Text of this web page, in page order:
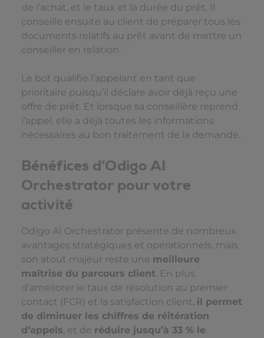
de l’achat, et le taux et la durée du prêt. Il
conseille ensuite au client de préparer tous les
documents relatifs au prêt avant de mettre un
conseiller en relation.
Le bot qualifie l’appelant en tant que
prioritaire puisqu’il déclare avoir déjà reçu une
offre de prêt. Et lorsque sa conseillère reprend
l’appel, elle a déjà toutes les informations
nécessaires au bon traitement de la demande.
Bénéfices d’Odigo AI
Orchestrator pour votre
activité
Odigo AI Orchestrator présente de nombreux
avantages stratégiques et opérationnels, mais
son atout majeur reste une meilleure
maîtrise du parcours client. En plus
d’améliorer le taux de résolution au premier
contact (FCR) et la satisfaction client, il permet
de diminuer les chiffres de réitération
d’appels, et de réduire jusqu’à 33 % le